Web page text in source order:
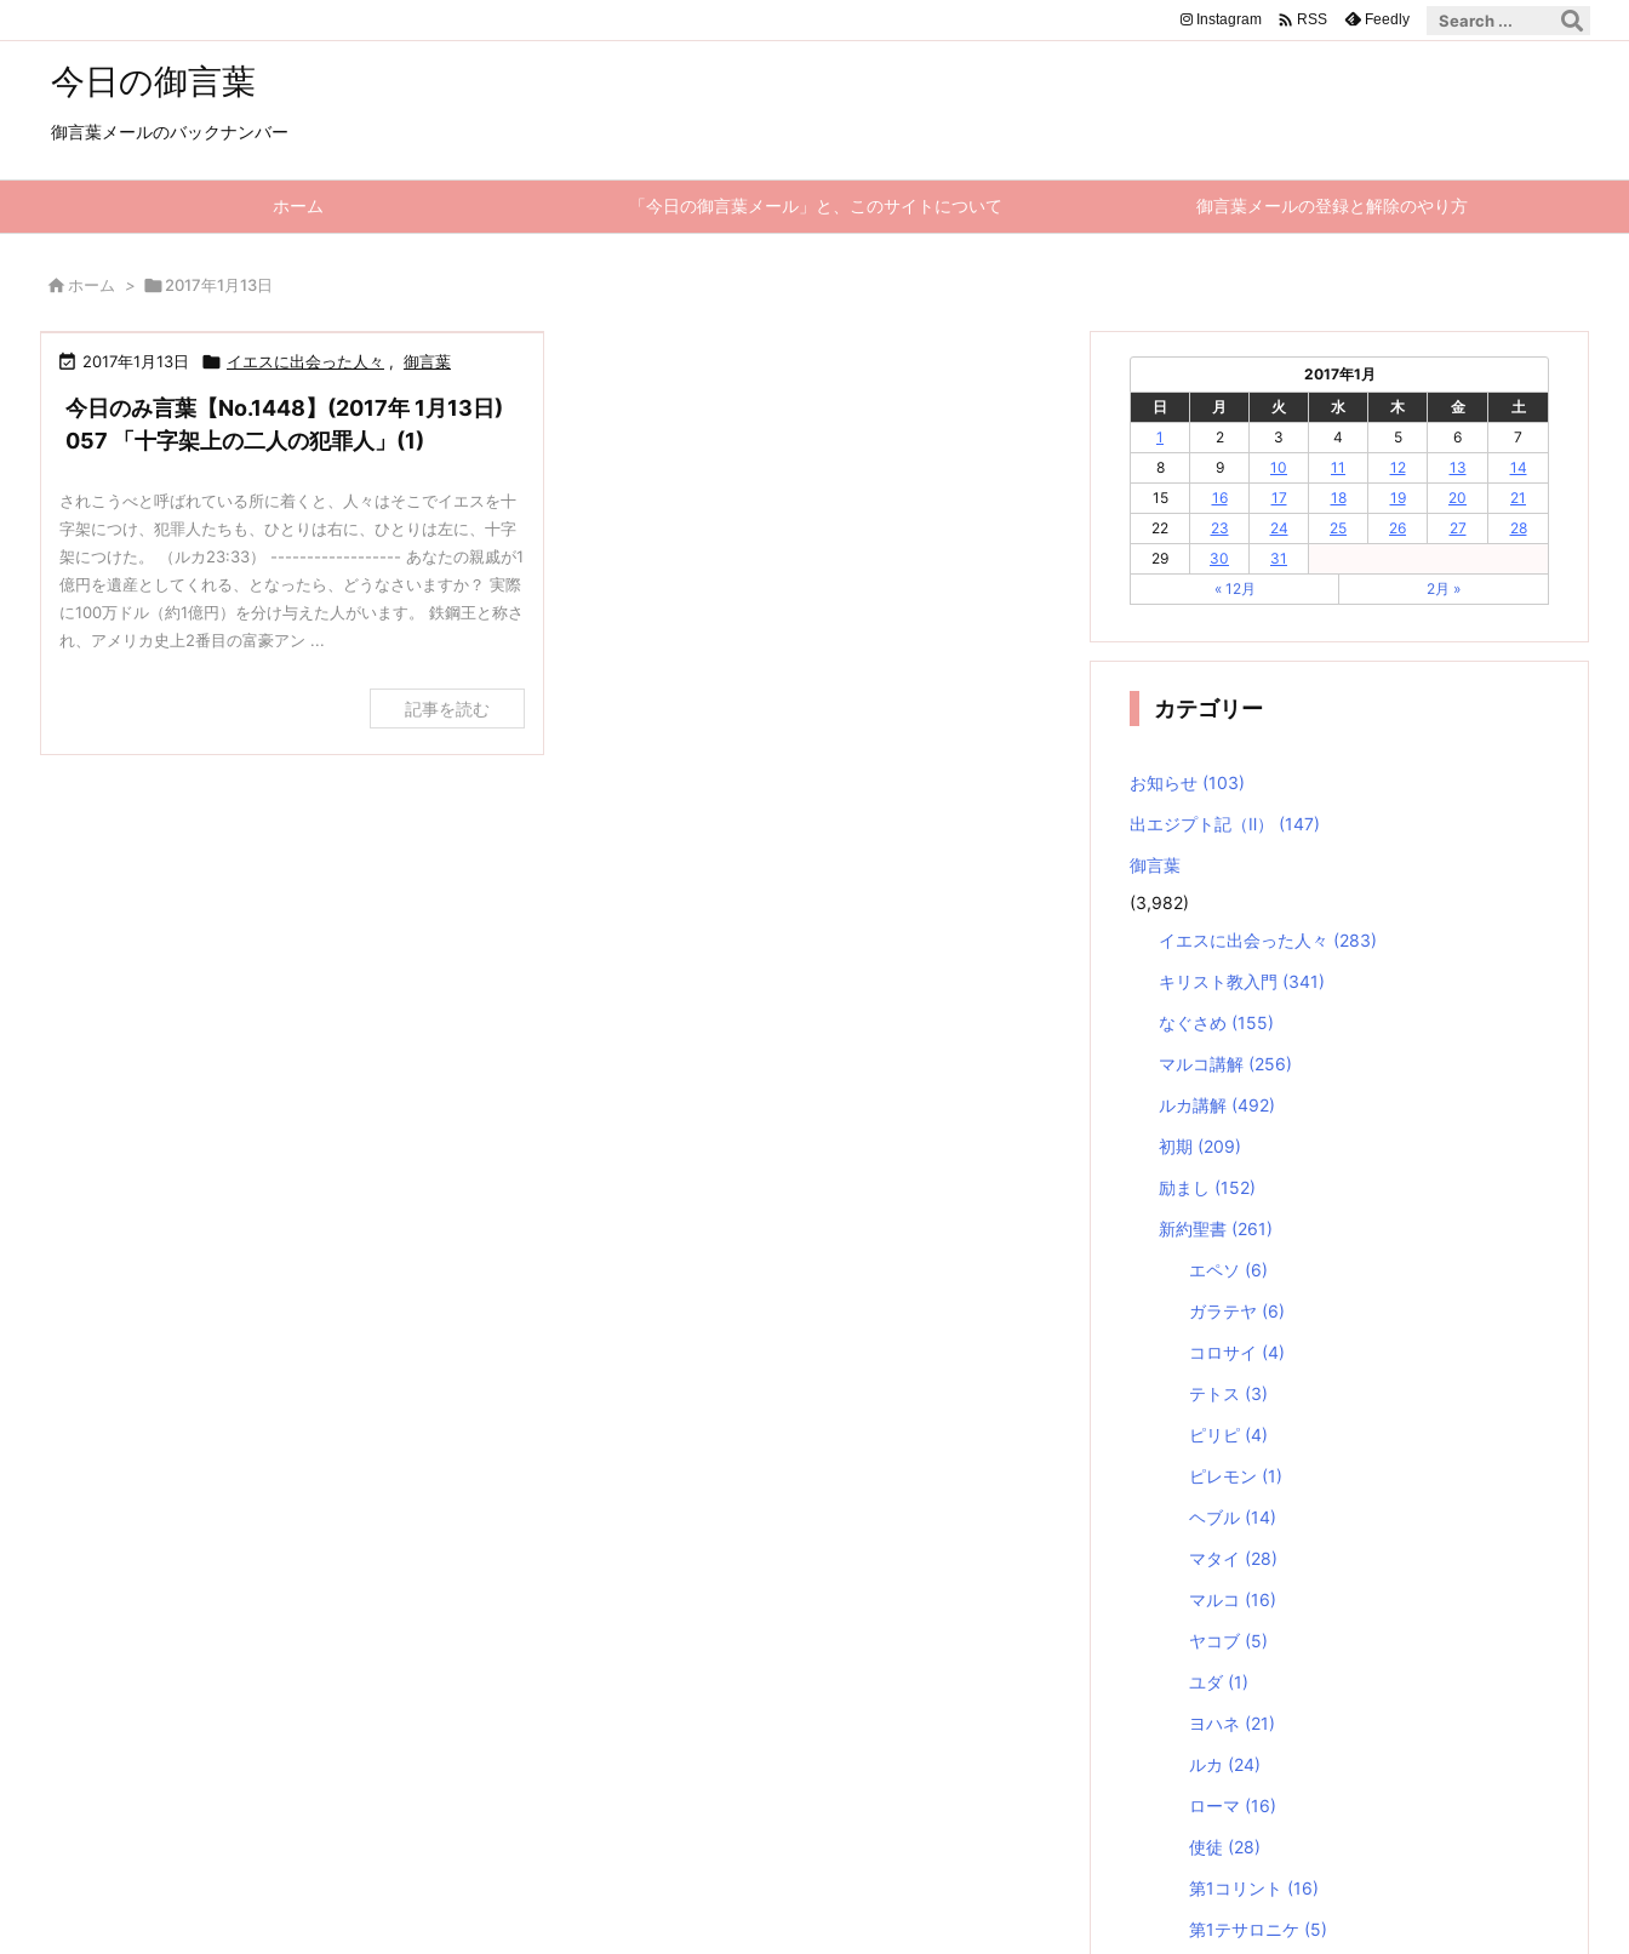
今日の御言葉
御言葉メールのバックナンバー
ホーム 「今日の御言葉メール」と、このサイトについて 御言葉メールの登録と解除のやり方
Instagram  RSS Feedly
 ホーム > 2017年1月13日
 2017年1月13日  イエスに出会った人々 , 御言葉
今日のみ言葉【No.1448】(2017年 1月13日)
057 「十字架上の二人の犯罪人」(1)
されこうべと呼ばれている所に着くと、人々はそこでイエスを十
字架につけ、犯罪人たちも、ひとりは右に、ひとりは左に、十字
架につけた。 （ルカ23:33） ------------------ あなたの親戚が1
億円を遺産としてくれる、となったら、どうなさいますか？ 実際
に100万ドル（約1億円）を分け与えた人がいます。 鉄鋼王と称さ
れ、アメリカ史上2番目の富豪アン ...
記事を読む
2017年1月
日
月 火 水 木 金
土
1
2 3 4 5 6
7
8
9 10 11 12 13
14
15
16 17 18 19 20
21
22
23 24 25 26 27
28
29
30
31
« 12月
2月 »
カテゴリー
お知らせ (103)
出エジプト記（Ⅱ） (147)
御言葉
(3,982)
イエスに出会った人々 (283)
キリスト教入門 (341)
なぐさめ (155)
マルコ講解 (256)
ルカ講解 (492)
初期 (209)
励まし (152)
新約聖書 (261)
エペソ (6)
ガラテヤ (6)
コロサイ (4)
テトス (3)
ピリピ (4)
ピレモン (1)
ヘブル (14)
マタイ (28)
マルコ (16)
ヤコブ (5)
ユダ (1)
ヨハネ (21)
ルカ (24)
ローマ (16)
使徒 (28)
第1コリント (16)
第1テサロニケ (5)